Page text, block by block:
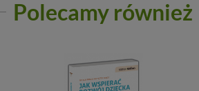
Polecamy również